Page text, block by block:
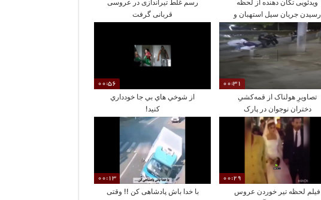
ویدئویی تکان دهنده از لحظه
رسیدن جریان سیل استهبان و
بردن خودروها و مردم
رسم غلط تیراندازی در عروسی
قربانی گرفت
00:31
تصاویرِ هولناک از قمه‌کشیِ
دختران نوجوان در پارک
00:56
از شوخي هاي بي جا خودداري
كنيد!
00:29
فیلم لحظه تیر خوردن عروس
00:13
با خدا باش پادشاهی کن !! وقتی